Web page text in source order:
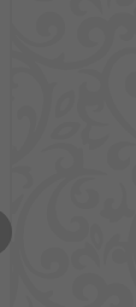
Další
produkt